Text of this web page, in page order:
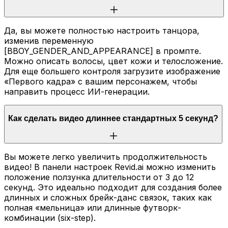
Да, вы можете полностью настроить танцора,
изменив переменную
[BBOY_GENDER_AND_APPEARANCE] в промпте.
Можно описать волосы, цвет кожи и телосложение.
Для еще большего контроля загрузите изображение
«Первого кадра» с вашим персонажем, чтобы
направить процесс ИИ-генерации.
Как сделать видео длиннее стандартных 5 секунд?
Вы можете легко увеличить продолжительность
видео! В панели настроек Revid.ai можно изменить
положение ползунка длительности от 3 до 12
секунд. Это идеально подходит для создания более
длинных и сложных брейк-данс связок, таких как
полная «мельница» или длинные футворк-
комбинации (six-step).